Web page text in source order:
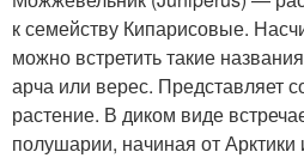
к семейству Кипарисовые.
можно встретить такие
арча или верес. Представляет
растение. В диком виде
полушарии, начиная от Арктики